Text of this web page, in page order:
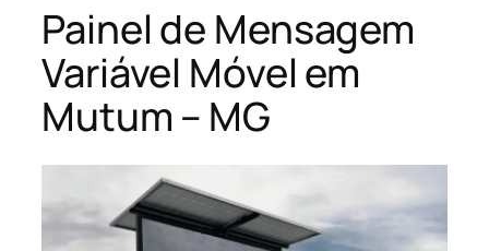
Painel de Mensagem
Variável Móvel em
Mutum – MG